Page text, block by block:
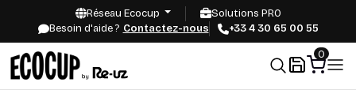
Réseau Ecocup
Solutions PRO
Besoin d'aide ? Contactez-nous +33 4 30 65 00 55
0